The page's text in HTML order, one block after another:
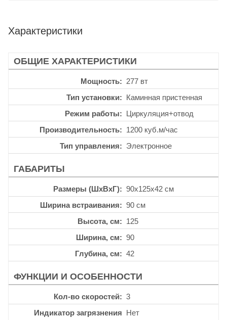
Характеристики
ОБЩИЕ ХАРАКТЕРИСТИКИ
Мощность
277 вт
Тип установки
Каминная пристенная
Режим работы
Циркуляция+отвод
Производительность
1200 куб.м/час
Тип управления
Электронное
ГАБАРИТЫ
Размеры (ШхВхГ)
90x125x42 см
Ширина встраивания
90 см
Высота, см
125
Ширина, см
90
Глубина, см
42
ФУНКЦИИ И ОСОБЕННОСТИ
Кол-во скоростей
3
Индикатор загрязнения Нет